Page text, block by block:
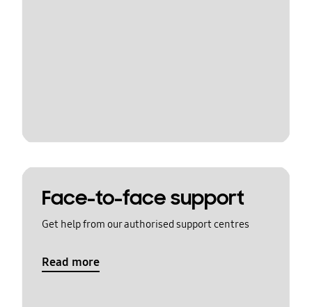
Face-to-face support
Get help from our authorised support centres
Read more